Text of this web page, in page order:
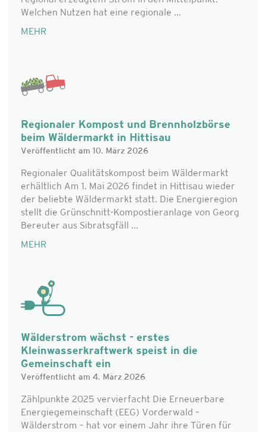
Welchen Nutzen hat eine regionale ...
MEHR
Regionaler Kompost und Brennholzbörse
beim Wäldermarkt in Hittisau
Veröffentlicht am 10. März 2026
Regionaler Qualitätskompost beim Wäldermarkt
erhältlich Am 1. Mai 2026 findet in Hittisau wieder
der beliebte Wäldermarkt statt. Die Energieregion
stellt die Grünschnitt-Kompostieranlage von Georg
Bereuter aus Sibratsgfäll ...
MEHR
Wälderstrom wächst - erstes
Kleinwasserkraftwerk speist in die
Gemeinschaft ein
Veröffentlicht am 4. März 2026
Zählpunkte 2025 vervierfacht Die Erneuerbare
Energiegemeinschaft (EEG) Vorderwald –
Wälderstrom – hat vor einem Jahr ihre Türen für